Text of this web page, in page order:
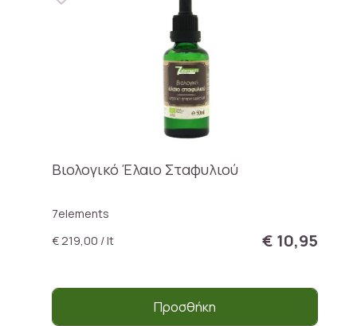
Βιολογικό Έλαιο Σταφυλιού
7elements
€ 219,00 / lt
€ 10,95
Προσθήκη